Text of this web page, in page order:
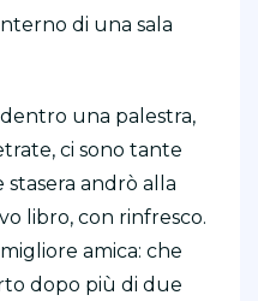
di una sala
una palestra,
ci sono tante
stasera andrò alla
libro, con rinfresco.
amica: che
dopo più di due